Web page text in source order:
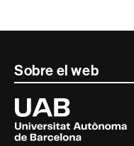
Contacte
informació
Sobre el web
Universitat
Autònoma
de
Barcelona